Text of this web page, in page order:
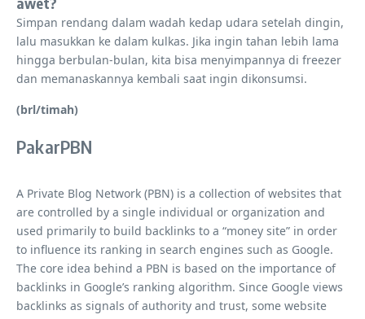
Simpan rendang dalam wadah kedap udara setelah dingin,
lalu masukkan ke dalam kulkas. Jika ingin tahan lebih lama
hingga berbulan-bulan, kita bisa menyimpannya di freezer
dan memanaskannya kembali saat ingin dikonsumsi.
(brl/timah)
PakarPBN
A Private Blog Network (PBN) is a collection of websites that
are controlled by a single individual or organization and
used primarily to build backlinks to a “money site” in order
to influence its ranking in search engines such as Google.
The core idea behind a PBN is based on the importance of
backlinks in Google’s ranking algorithm. Since Google views
backlinks as signals of authority and trust, some website